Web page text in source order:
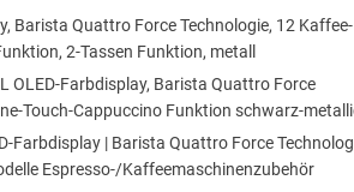
Barista Quattro Force Technologie, 12 Kaffee-
2-Tassen Funktion, metall
OLED-Farbdisplay, Barista Quattro Force
Touch-Cappuccino Funktion schwarz-
Farbdisplay | Barista Quattro Force
Espresso-/Kaffeemaschinenzubehör